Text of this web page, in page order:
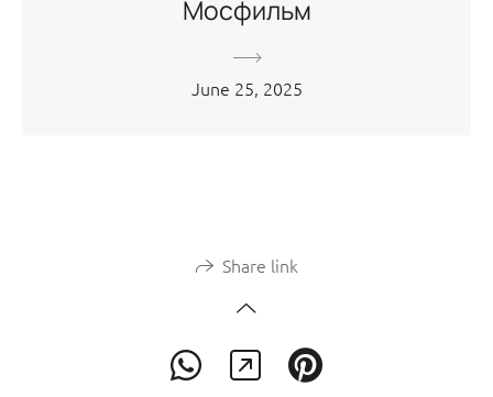
Мосфильм
June 25, 2025
Share link